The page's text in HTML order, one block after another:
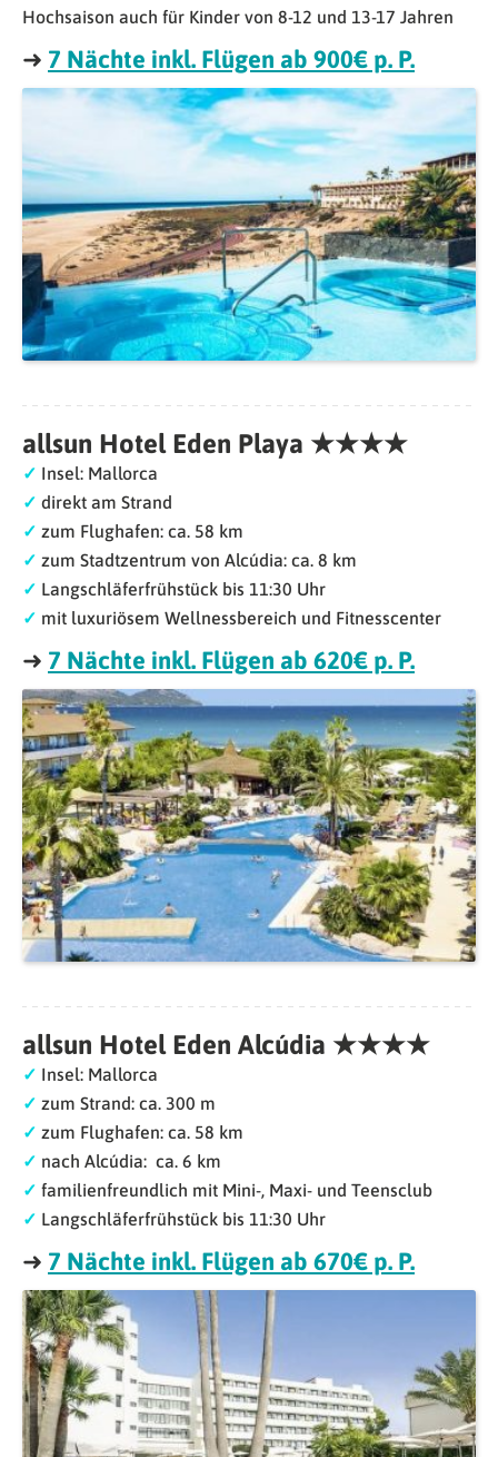
Hochsaison auch für Kinder von 8-12 und 13-17 Jahren
➜ 7 Nächte inkl. Flügen ab 900€ p. P.
allsun Hotel Eden Playa ★★★★
✓ Insel: Mallorca
✓ direkt am Strand
✓ zum Flughafen: ca. 58 km
✓ zum Stadtzentrum von Alcúdia: ca. 8 km
✓ Langschläferfrühstück bis 11:30 Uhr
✓ mit luxuriösem Wellnessbereich und Fitnesscenter
➜ 7 Nächte inkl. Flügen ab 620€ p. P.
allsun Hotel Eden Alcúdia ★★★★
✓ Insel: Mallorca
✓ zum Strand: ca. 300 m
✓ zum Flughafen: ca. 58 km
✓ nach Alcúdia: ca. 6 km
✓ familienfreundlich mit Mini-, Maxi- und Teensclub
✓ Langschläferfrühstück bis 11:30 Uhr
➜ 7 Nächte inkl. Flügen ab 670€ p. P.